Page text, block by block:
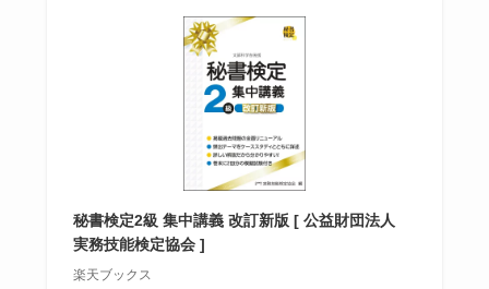
秘書検定2級 集中講義 改訂新版 [ 公益財団法人
実務技能検定協会 ]
楽天ブックス